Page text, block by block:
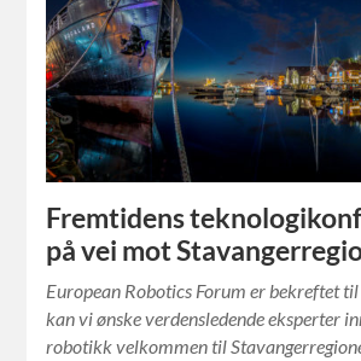
Fremtidens
på vei mot
European Robotics Forum er bekreftet
kan vi ønske verdensledende eksperter
robotikk velkommen til